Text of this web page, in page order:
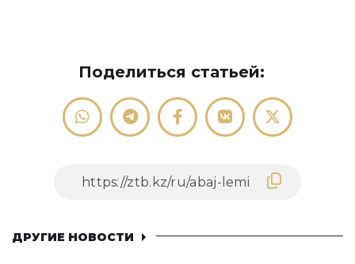
Поделиться статьей:
ДРУГИЕ НОВОСТИ